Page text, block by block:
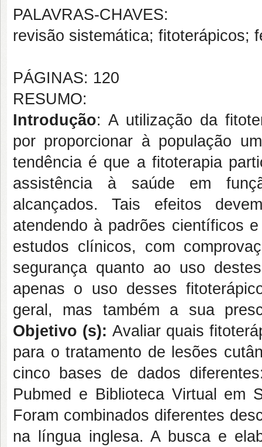
PALAVRAS-CHAVES:
revisão sistemática; fitoterápicos;
PÁGINAS: 120
RESUMO:
Introdução: A utilização da
por proporcionar à população
tendência é que a fitoterapia
assistência à saúde em
alcançados. Tais efeitos
atendendo à padrões científicos
estudos clínicos, com
segurança quanto ao uso
apenas o uso desses
geral, mas também a sua
Objetivo (s): Avaliar quais
para o tratamento de lesões
cinco bases de dados
Pubmed e Biblioteca Virtual em
Foram combinados diferentes
na língua inglesa. A busca e